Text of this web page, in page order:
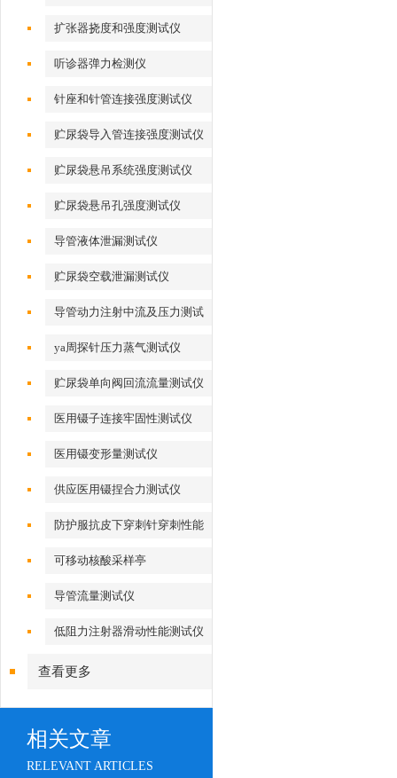
扩张器挠度和强度测试仪
听诊器弹力检测仪
针座和针管连接强度测试仪
贮尿袋导入管连接强度测试仪
贮尿袋悬吊系统强度测试仪
贮尿袋悬吊孔强度测试仪
导管液体泄漏测试仪
贮尿袋空载泄漏测试仪
导管动力注射中流及压力测试
ya周探针压力蒸气测试仪
贮尿袋单向阀回流流量测试仪
医用镊子连接牢固性测试仪
医用镊变形量测试仪
供应医用镊捏合力测试仪
防护服抗皮下穿刺针穿刺性能
测试仪
可移动核酸采样亭
导管流量测试仪
低阻力注射器滑动性能测试仪
查看更多
相关文章
RELEVANT ARTICLES